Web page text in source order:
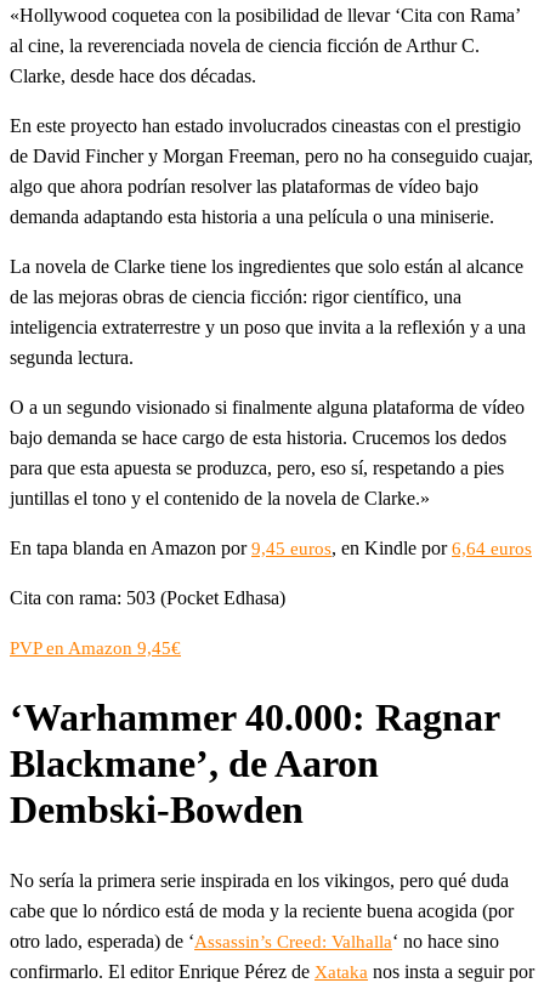
«Hollywood coquetea con la posibilidad de llevar ‘Cita con Rama’
al cine, la reverenciada novela de ciencia ficción de Arthur C.
Clarke, desde hace dos décadas.
En este proyecto han estado involucrados cineastas con el prestigio
de David Fincher y Morgan Freeman, pero no ha conseguido cuajar,
algo que ahora podrían resolver las plataformas de vídeo bajo
demanda adaptando esta historia a una película o una miniserie.
La novela de Clarke tiene los ingredientes que solo están al alcance
de las mejoras obras de ciencia ficción: rigor científico, una
inteligencia extraterrestre y un poso que invita a la reflexión y a una
segunda lectura.
O a un segundo visionado si finalmente alguna plataforma de vídeo
bajo demanda se hace cargo de esta historia. Crucemos los dedos
para que esta apuesta se produzca, pero, eso sí, respetando a pies
juntillas el tono y el contenido de la novela de Clarke.»
En tapa blanda en Amazon por9,45 euros, en Kindle por6,64 euros
Cita con rama: 503 (Pocket Edhasa)
PVP en Amazon 9,45€
‘Warhammer 40.000: Ragnar
Blackmane’, de Aaron
Dembski-Bowden
No sería la primera serie inspirada en los vikingos, pero qué duda
cabe que lo nórdico está de moda y la reciente buena acogida (por
otro lado, esperada) de ‘Assassin’s Creed: Valhalla‘ no hace sino
confirmarlo. El editor Enrique Pérez de Xataka nos insta a seguir por